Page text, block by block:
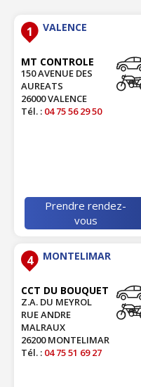
1 VALENCE
MT CONTROLE
150 AVENUE DES
AUREATS
26000 VALENCE
Tél. : 04 75 56 29 50
Prendre rendez-
vous
4 MONTELIMAR
CCT DU BOUQUET
Z.A. DU MEYROL
RUE ANDRE
MALRAUX
26200 MONTELIMAR
Tél. : 04 75 51 69 27